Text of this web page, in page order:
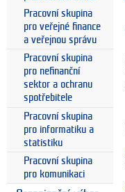
Pracovní skupina
pro veřejné finance
a veřejnou správu
Pracovní skupina
pro nefinanční
sektor a ochranu
spotřebitele
Pracovní skupina
pro informatiku a
statistiku
Pracovní skupina
pro komunikaci